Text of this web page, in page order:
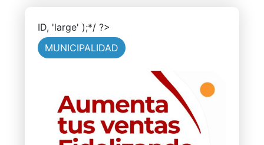
ID, 'large' );*/ ?>
MUNICIPALIDAD